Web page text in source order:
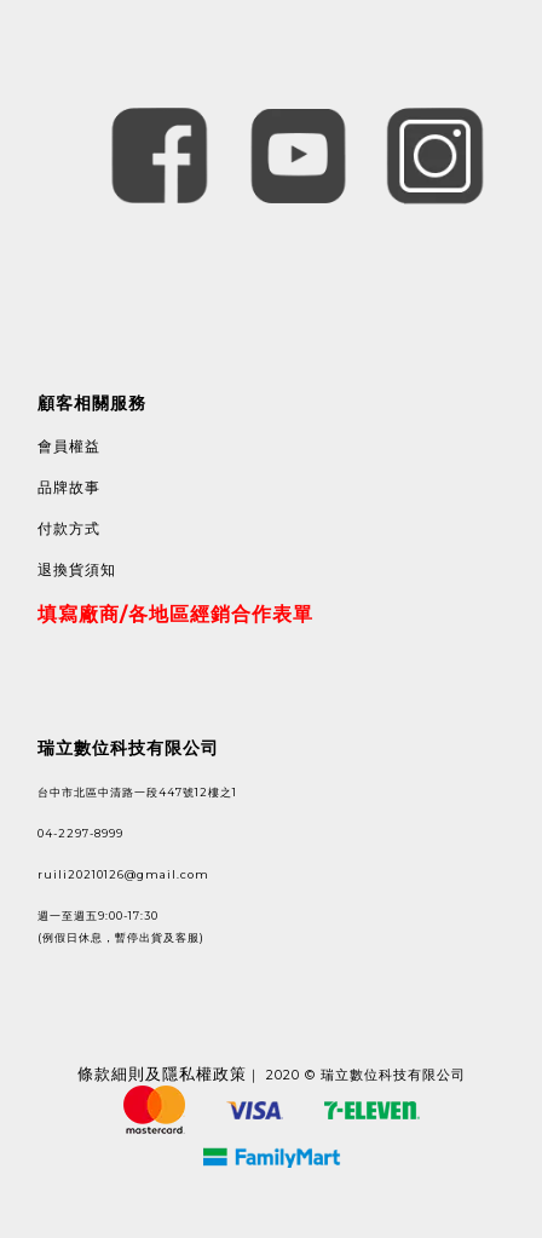
顧客相關服務
會員權益
品牌故事
付款方式
退換貨須知
填寫廠商/各地區經銷合作表單
瑞立數位科技有限公司
台中市北區中清路一段447號12樓之1
04-2297-8999
ruili20210126@gmail.com
週一至週五9:00-17:30
(例假日休息，暫停出貨及客服)
條款細則及隱私權政策 ｜ 2020 © 瑞立數位科技有限公司